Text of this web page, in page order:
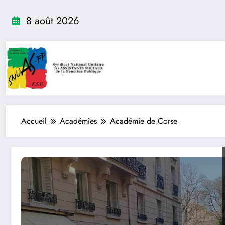
8 août 2026
Accueil Académies Académie de Corse